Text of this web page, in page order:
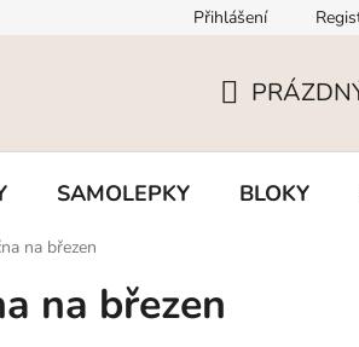
Přihlášení
KOŠÍK
SAMOLEPKY BLOKY
na březen
na březen